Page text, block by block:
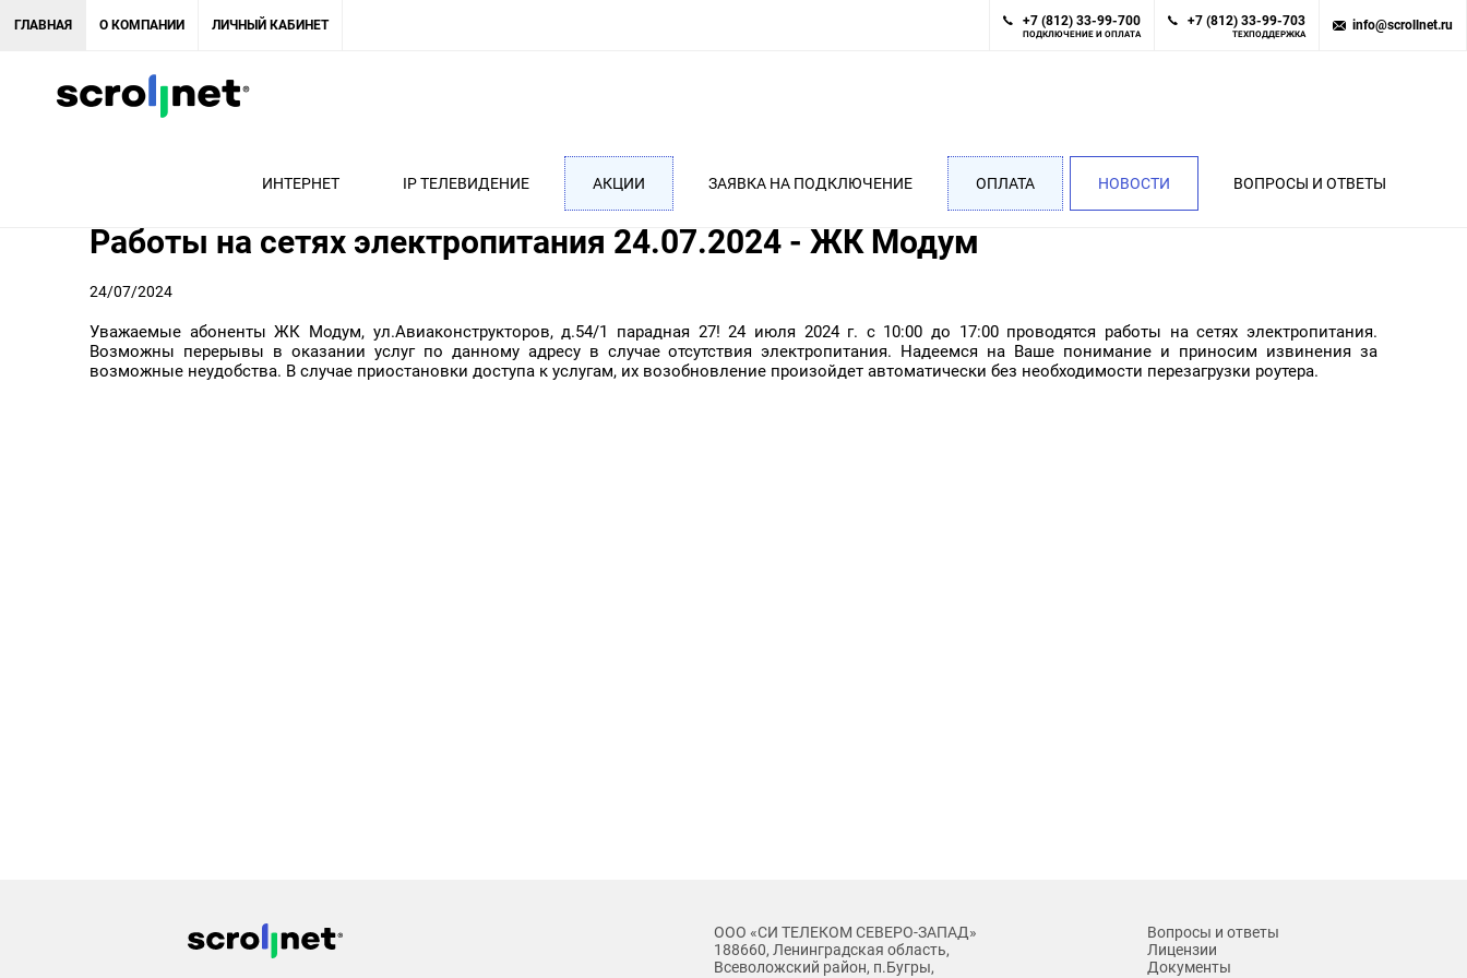
ГЛАВНАЯ О КОМПАНИИ ЛИЧНЫЙ КАБИНЕТ +7 (812) 33-99-700
ПОДКЛЮЧЕНИЕ И ОПЛАТА
+7 (812) 33-99-703
ТЕХПОДДЕРЖКА
info@scrollnet.ru
ИНТЕРНЕТ IP ТЕЛЕВИДЕНИЕ АКЦИИ ЗАЯВКА НА ПОДКЛЮЧЕНИЕ ОПЛАТА НОВОСТИ ВОПРОСЫ И ОТВЕТЫ
Работы на сетях электропитания 24.07.2024 - ЖК Модум
24/07/2024
Уважаемые абоненты ЖК Модум, ул.Авиаконструкторов, д.54/1 парадная 27! 24 июля 2024 г. с 10:00 до 17:00 проводятся работы на сетях электропитания.
Возможны перерывы в оказании услуг по данному адресу в случае отсутствия электропитания. Надеемся на Ваше понимание и приносим извинения за
возможные неудобства. В случае приостановки доступа к услугам, их возобновление произойдет автоматически без необходимости перезагрузки роутера.
ООО «СИ ТЕЛЕКОМ СЕВЕРО-ЗАПАД»
188660, Ленинградская область,
Всеволожский район, п.Бугры,
Вопросы и ответы
Лицензии
Документы